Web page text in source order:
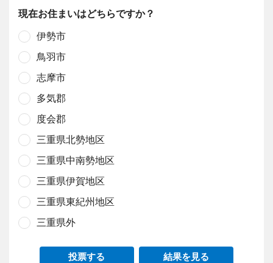
現在お住まいはどちらですか？
伊勢市
鳥羽市
志摩市
多気郡
度会郡
三重県北勢地区
三重県中南勢地区
三重県伊賀地区
三重県東紀州地区
三重県外
投票する 結果を見る